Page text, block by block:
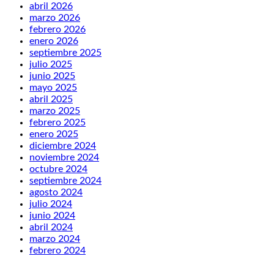
abril 2026
marzo 2026
febrero 2026
enero 2026
septiembre 2025
julio 2025
junio 2025
mayo 2025
abril 2025
marzo 2025
febrero 2025
enero 2025
diciembre 2024
noviembre 2024
octubre 2024
septiembre 2024
agosto 2024
julio 2024
junio 2024
abril 2024
marzo 2024
febrero 2024